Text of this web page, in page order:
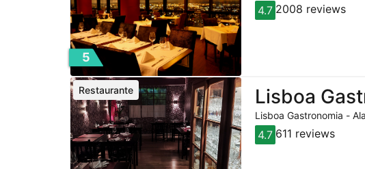
5
4.7 2008 reviews
Lisboa
Restaurante
Lisboa Gastronomia -
4.7 611 reviews